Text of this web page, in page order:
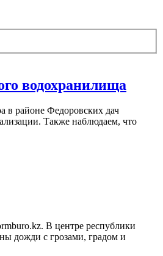
водохранилища
в районе Федоровских дач
Также наблюдаем, что
В центре республики
дожди с грозами, градом и